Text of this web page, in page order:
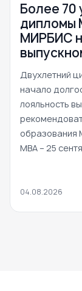
Более 70
дипломы
МИРБИС
Двухлетний
начало
лояльность
образования
MBA – 25
04.08.2026